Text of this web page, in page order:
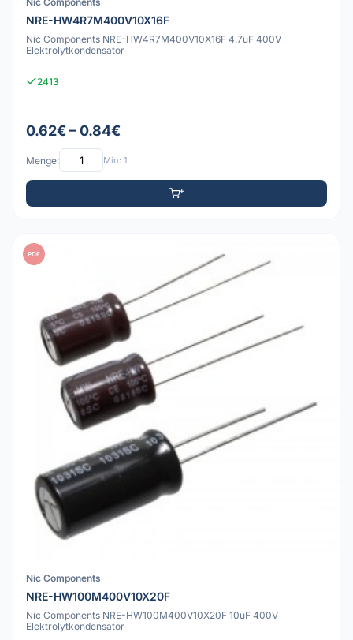
NRE-HW4R7M400V10X16F
Nic Components NRE-HW4R7M400V10X16F 4.7uF 400V
Elektrolytkondensator
2413
0.62€ – 0.84€
Menge: Min: 1
PDF
Nic Components
NRE-HW100M400V10X20F
Nic Components NRE-HW100M400V10X20F 10uF 400V
Elektrolytkondensator